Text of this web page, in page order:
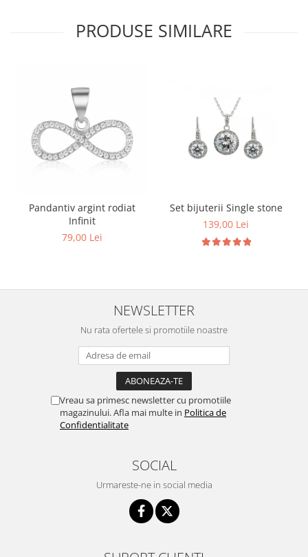
PRODUSE SIMILARE
Pandantiv argint rodiat
Infinit
79,00 Lei
Set bijuterii Single stone
139,00 Lei
NEWSLETTER
Nu rata ofertele si promotiile noastre
Vreau sa primesc newsletter cu promotiile
magazinului. Afla mai multe in Politica de
Confidentialitate
SOCIAL
Urmareste-ne in social media